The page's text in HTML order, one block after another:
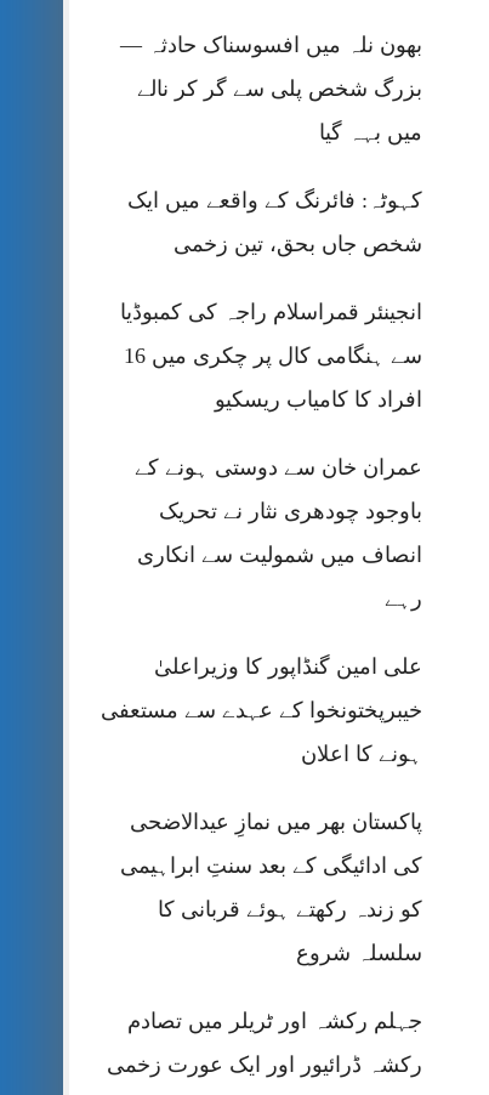
بھون نلہ میں افسوسناک حادثہ —
بزرگ شخص پلی سے گر کر نالے
میں بہہ گیا
کہوٹہ: فائرنگ کے واقعے میں ایک
شخص جاں بحق، تین زخمی
انجینئر قمراسلام راجہ کی کمبوڈیا
سے ہنگامی کال پر چکری میں 16
افراد کا کامیاب ریسکیو
عمران خان سے دوستی ہونے کے
باوجود چودھری نثار نے تحریک
انصاف میں شمولیت سے انکاری
رہے
علی امین گنڈاپور کا وزیراعلیٰ
خیبرپختونخوا کے عہدے سے مستعفی
ہونے کا اعلان
پاکستان بھر میں نمازِ عیدالاضحی
کی ادائیگی کے بعد سنتِ ابراہیمی
کو زندہ رکھتے ہوئے قربانی کا
سلسلہ شروع
جہلم رکشہ اور ٹریلر میں تصادم
رکشہ ڈرائیور اور ایک عورت زخمی